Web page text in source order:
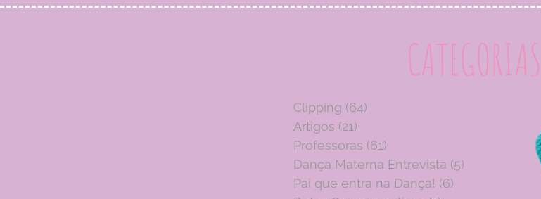
CATEGORIAS
Clipping (64)
Artigos (21)
Professoras (61)
Dança Materna Entrevista (5)
Pai que entra na Dança! (6)